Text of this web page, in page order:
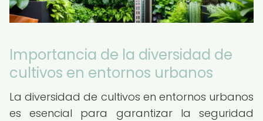
Importancia de la diversidad de
cultivos en entornos urbanos
La diversidad de cultivos en entornos urbanos
es esencial para garantizar la seguridad